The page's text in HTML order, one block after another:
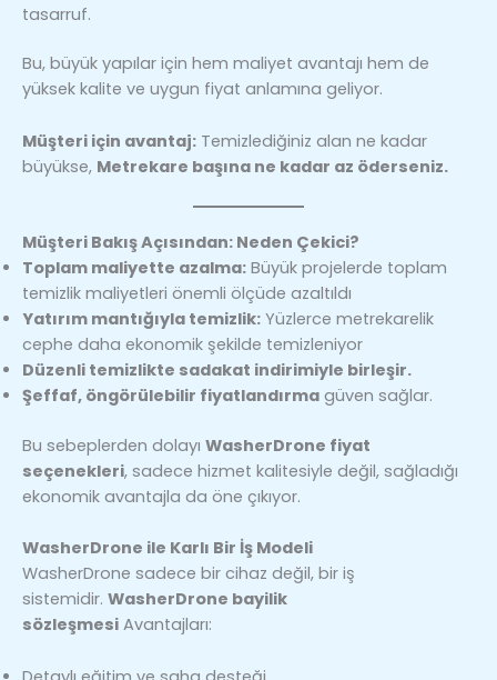
tasarruf.
Bu, büyük yapılar için hem maliyet avantajı hem de
yüksek kalite ve uygun fiyat anlamına geliyor.
Müşteri için avantaj: Temizlediğiniz alan ne kadar
büyükse, Metrekare başına ne kadar az öderseniz.
Müşteri Bakış Açısından: Neden Çekici?
Toplam maliyette azalma: Büyük projelerde toplam
temizlik maliyetleri önemli ölçüde azaltıldı
Yatırım mantığıyla temizlik: Yüzlerce metrekarelik
cephe daha ekonomik şekilde temizleniyor
Düzenli temizlikte sadakat indirimiyle birleşir.
Şeffaf, öngörülebilir fiyatlandırma güven sağlar.
Bu sebeplerden dolayı WasherDrone fiyat
seçenekleri, sadece hizmet kalitesiyle değil, sağladığı
ekonomik avantajla da öne çıkıyor.
WasherDrone ile Karlı Bir İş Modeli
WasherDrone sadece bir cihaz değil, bir iş
sistemidir. WasherDrone bayilik
sözleşmesi Avantajları: